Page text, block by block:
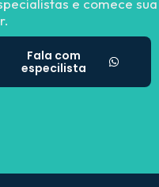
e comece sua
Fala com
especilista